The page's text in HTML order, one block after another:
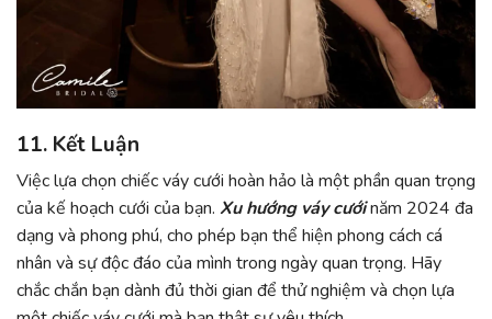
11. Kết Luận
Việc lựa chọn chiếc váy cưới hoàn hảo là một phần quan trọng
của kế hoạch cưới của bạn. Xu hướng váy cướinăm 2024 đa
dạng và phong phú, cho phép bạn thể hiện phong cách cá
nhân và sự độc đáo của mình trong ngày quan trọng. Hãy
chắc chắn bạn dành đủ thời gian để thử nghiệm và chọn lựa